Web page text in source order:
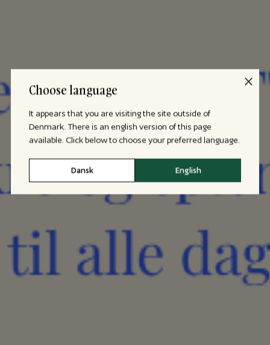
Choose language
It appears that you are visiting the site outside of
Denmark. There is an english version of this page
available. Click below to choose your preferred language.
Dansk English